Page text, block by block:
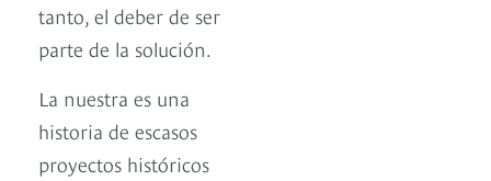
tanto, el deber de ser
parte de la solución.
La nuestra es una
historia de escasos
proyectos históricos